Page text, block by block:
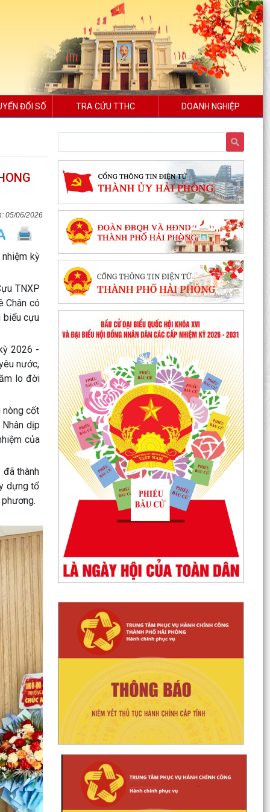
ĐỔI SỐ TRA CỨU TTHC DOANH NGHIỆP
05/06/2026
kỳ
TNXP
Chân có
biểu cựu
2026 -
nước,
lo đời
nòng cốt
dịp
của
thành
dựng tổ
HỒ SƠ TỰ CÔNG BỐ SẢN PHẨM
DANH SÁCH CÔNG KHAI HỘ KINH DOANH
TRẠNG THÁI 06 - NGƯỜI NỘP THUẾ KHÔNG